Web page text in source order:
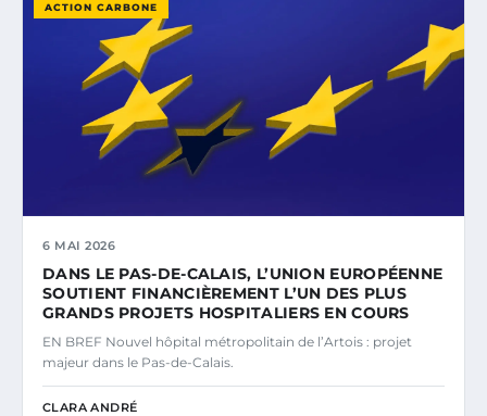
ACTION CARBONE
6 MAI 2026
DANS LE PAS-DE-CALAIS, L’UNION EUROPÉENNE
SOUTIENT FINANCIÈREMENT L’UN DES PLUS
GRANDS PROJETS HOSPITALIERS EN COURS
EN BREF Nouvel hôpital métropolitain de l’Artois : projet
majeur dans le Pas-de-Calais.
CLARA ANDRÉ